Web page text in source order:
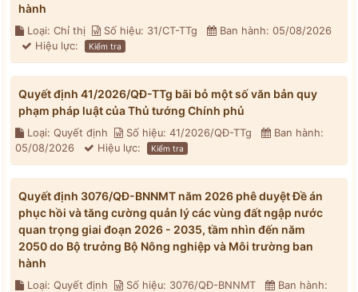
hành
Loại: Chỉ thị Số hiệu: 31/CT-TTg
Ban hành: 05/08/2026
Hiệu lực:
Kiểm tra
Quyết định 41/2026/QĐ-TTg bãi bỏ một số văn bản quy
phạm pháp luật của Thủ tướng Chính phủ
Loại: Quyết định Số hiệu: 41/2026/QĐ-TTg
Ban hành:
05/08/2026
Hiệu lực: Kiểm tra
Quyết định 3076/QĐ-BNNMT năm 2026 phê duyệt Đề án
phục hồi và tăng cường quản lý các vùng đất ngập nước
quan trọng giai đoạn 2026 - 2035, tầm nhìn đến năm
2050 do Bộ trưởng Bộ Nông nghiệp và Môi trường ban
hành
Loại: Quyết định Số hiệu: 3076/QĐ-BNNMT
Ban hành: